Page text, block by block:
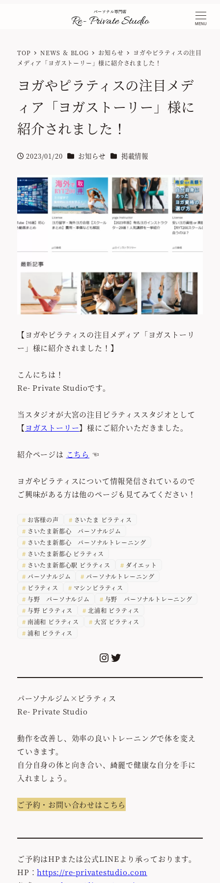
MENU
TOP NEWS ＆ BLOG お知らせ
ヨガやピラティスの注目
メディア「ヨガストーリー」様に紹介されました！
ヨガやピラティスの注目メデ
ィア「ヨガストーリー」様に
紹介されました！
投稿日
2023/01/20 カテゴリー
お知らせ カテゴリー
掲載情報
【ヨガやピラティスの注目メディア「ヨガストーリ
ー」様に紹介されました！】
こんにちは！
Re- Private Studioです。
当スタジオが大宮の注目ピラティススタジオとして
【ヨガストーリー】様にご紹介いただきました。
紹介ページは こちら ☜
ヨガやピラティスについて情報発信されているので
ご興味がある方は他のページも見てみてください！
お客様の声
さいたま ピラティス
さいたま新都心 パーソナルジム
さいたま新都心 パーソナルトレーニング
さいたま新都心 ピラティス
さいたま新都心駅 ピラティス
ダイエット
パーソナルジム
パーソナルトレーニング
ピラティス
マシンピラティス
与野 パーソナルジム
与野 パーソナルトレーニング
与野 ピラティス
北浦和 ピラティス
南浦和 ピラティス
大宮 ピラティス
浦和 ピラティス
Instagram
Twitter
パーソナルジム×ピラティス
Re- Private Studio
動作を改善し、効率の良いトレーニングで体を変え
ていきます。
自分自身の体と向き合い、綺麗で健康な自分を手に
入れましょう。
ご予約・お問い合わせはこちら
ご予約はHPまたは公式LINEより承っております。
HP：https://re-privatestudio.com